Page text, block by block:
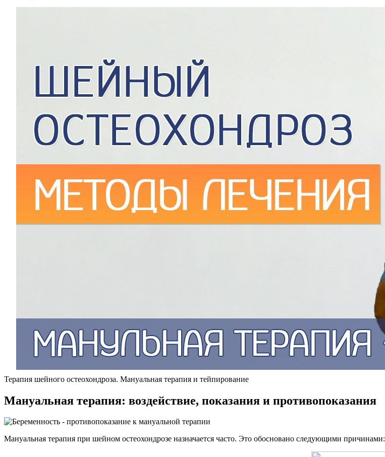
Терапия шейного остеохондроза. Мануальная терапия и тейпирование
Мануальная терапия: воздействие, показания и противопоказания
Мануальная терапия при шейном остеохондрозе назначается часто. Это обосновано следующими причинами: